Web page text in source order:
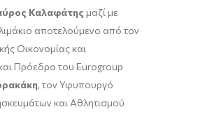
Καλαφάτης μαζί με
αποτελούμενο από τον
Οικονομίας και
Πρόεδρο του Eurogroup
, τον Υφυπουργό
και Αθλητισμού